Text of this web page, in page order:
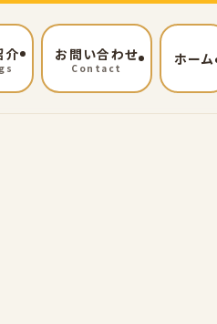
介 お問い合わせ
Contact
ホーム